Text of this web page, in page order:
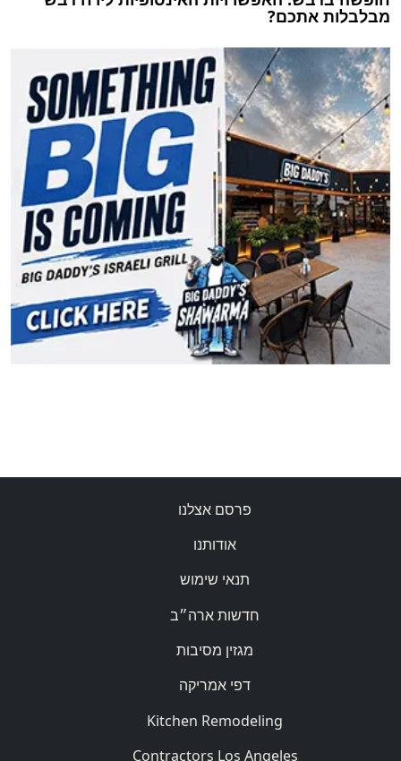
מבלבלות אתכם?
פרסם אצלנו
אודותנו
תנאי שימוש
חדשות ארה״ב
מגזין מסיבות
דפי אמריקה
Kitchen Remodeling
Contractors Los Angeles